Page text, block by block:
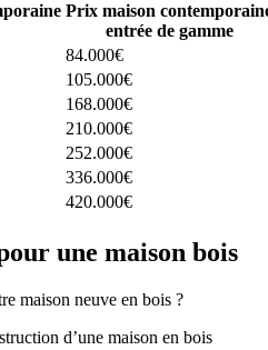
Prix maison
entrée de gamme
84.000€
105.000€
168.000€
210.000€
252.000€
336.000€
420.000€
une maison bois
maison neuve en bois ?
d’une maison en bois